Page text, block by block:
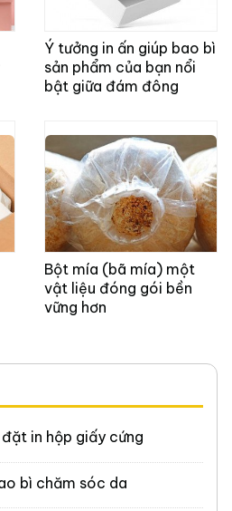
Ý tưởng in ấn giúp bao bì
sản phẩm của bạn nổi
bật giữa đám đông
Bột mía (bã mía) một
vật liệu đóng gói bền
vững hơn
in hộp giấy cứng
bì chăm sóc da